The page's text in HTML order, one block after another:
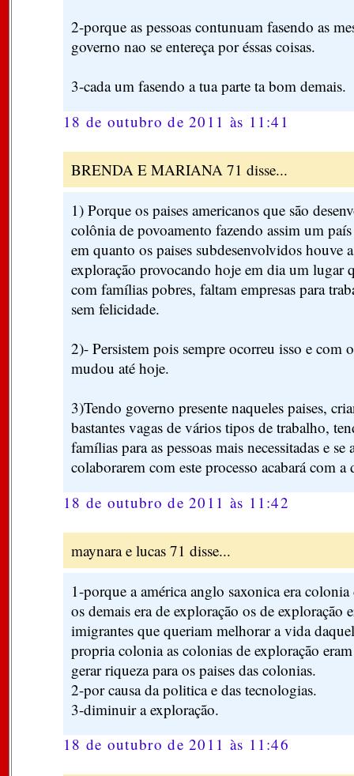
2-porque as pessoas contunuam fasendo as
governo nao se entereça por éssas coisas.
3-cada um fasendo a tua parte ta bom demais.
18 de outubro de 2011 às 11:41
BRENDA E MARIANA 71 disse...
1) Porque os paises americanos que são
colônia de povoamento fazendo assim um
em quanto os paises subdesenvolvidos houve
exploração provocando hoje em dia um lugar
com famílias pobres, faltam empresas para
sem felicidade.
2)- Persistem pois sempre ocorreu isso e com
mudou até hoje.
3)Tendo governo presente naqueles paises,
bastantes vagas de vários tipos de trabalho,
famílias para as pessoas mais necessitadas e se
colaborarem com este processo acabará com a
18 de outubro de 2011 às 11:42
maynara e lucas 71 disse...
1-porque a américa anglo saxonica era
os demais era de exploração os de exploração
imigrantes que queriam melhorar a vida
propria colonia as colonias de exploração
gerar riqueza para os paises das colonias.
2-por causa da politica e das tecnologias.
3-diminuir a exploração.
18 de outubro de 2011 às 11:46